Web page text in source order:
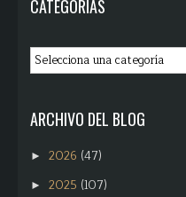
CATEGORIAS
ARCHIVO DEL BLOG
► 2026 (47)
► 2025 (107)